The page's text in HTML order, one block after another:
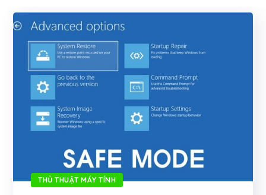
THỦ THUẬT MÁY TÍNH